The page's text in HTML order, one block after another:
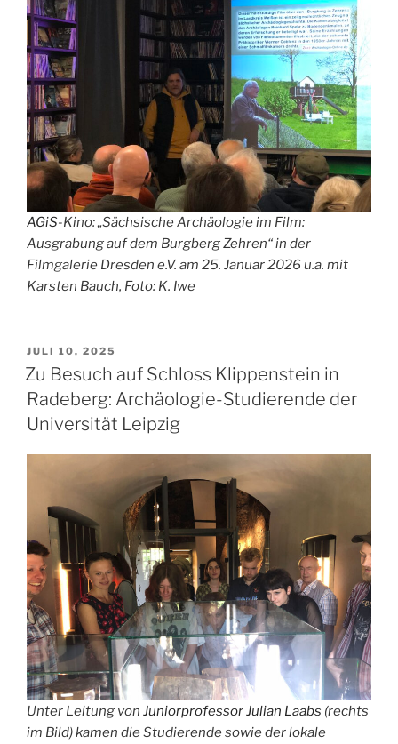
AGiS-Kino:„Sächsische Archäologie im Film:
Ausgrabung auf dem Burgberg Zehren“in der
Filmgalerie Dresden e.V. am 25. Januar 2026 u.a. mit
Karsten Bauch, Foto: K. Iwe
VERÖFFENTLICHT
AM
JULI 10, 2025
Zu Besuch auf Schloss Klippenstein in
Radeberg: Archäologie-Studierende der
Universität Leipzig
Unter Leitung von Juniorprofessor Julian Laabs (rechts
im Bild) kamen die Studierende sowie der lokale